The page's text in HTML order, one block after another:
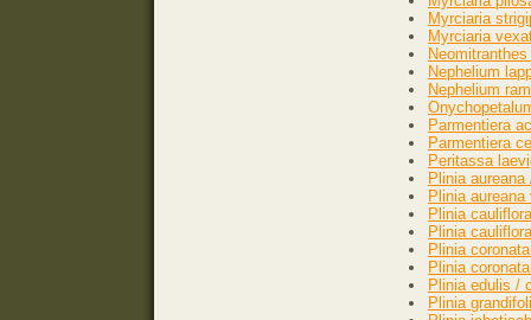
Myrciaria
Myrciaria
Nephelium
Nephelium
Parmentiera
Parmentiera
Peritassa
Plinia
Plinia
Plinia
Plinia
Plinia
Plinia
Plinia edulis /
Plinia